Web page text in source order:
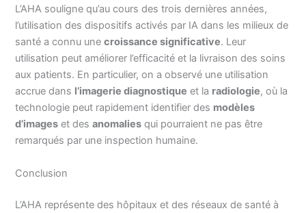
L’AHA souligne qu’au cours des trois dernières années,
l’utilisation des dispositifs activés par IA dans les milieux de
santé a connu unecroissance significative. Leur
utilisation peut améliorer l’efficacité et la livraison des soins
aux patients. En particulier, on a observé une utilisation
accrue dans l’imagerie diagnostique et la radiologie, où la
technologie peut rapidement identifier des modèles
d’images et desanomalies qui pourraient ne pas être
remarqués par une inspection humaine.
Conclusion
L’AHA représente des hôpitaux et des réseaux de santé à